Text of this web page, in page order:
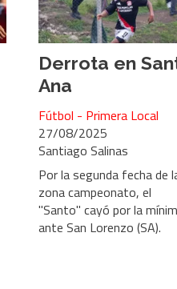
Derrota en
Ana
Santiago Salinas
Fútbol - Primera Local
27/08/2025
Por la segunda fecha de
zona campeonato, el
"Santo" cayó por la
ante San Lorenzo (SA).